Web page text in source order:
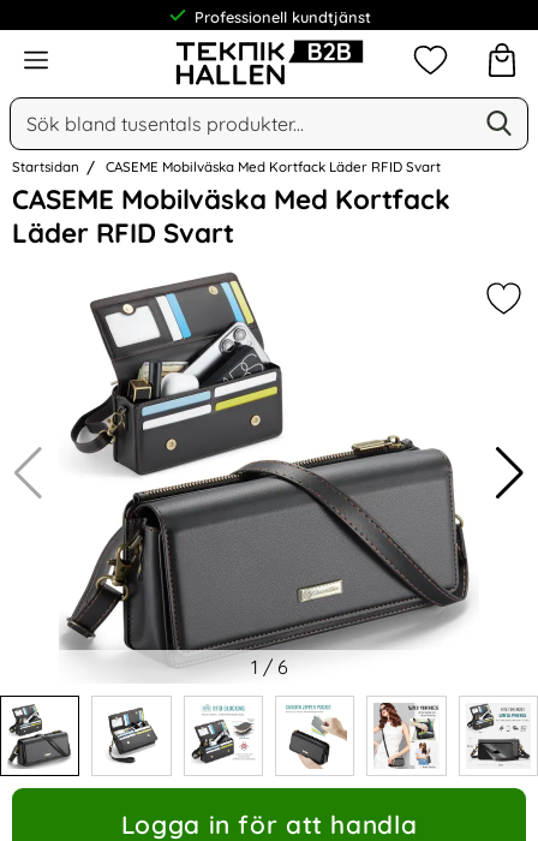
Professionell kundtjänst
Meny
Sök
Sök på Narse Group AB
Mina
Startsidan CASEME Mobilväska Med Kortfack Läder RFID Svart
CASEME Mobilväska Med Kortfack
Läder RFID Svart
Hoppa
över
Bilder
1/ 6
Logga in för att handla